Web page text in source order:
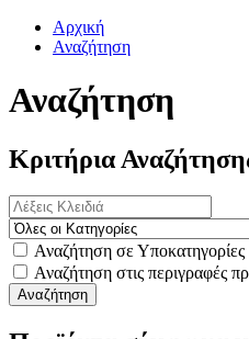
Αρχική
Αναζήτηση
Αναζήτηση
Κριτήρια
Αναζήτηση σε Υποκατηγορίες
Αναζήτηση στις περιγραφές